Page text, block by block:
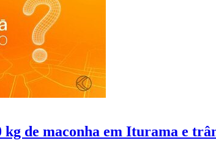
de maconha em Iturama e